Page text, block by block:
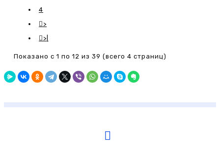
4
>
>|
Показано с 1 по 12 из 39 (всего 4 страниц)